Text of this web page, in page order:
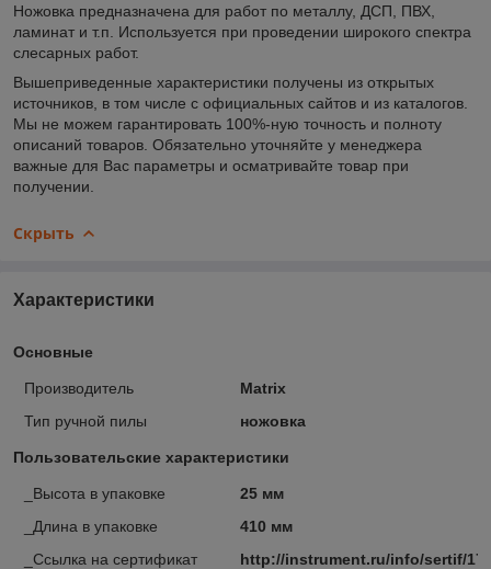
Ножовка предназначена для работ по металлу, ДСП, ПВХ,
ламинат и т.п. Используется при проведении широкого спектра
слесарных работ.
Вышеприведенные характеристики получены из открытых
источников, в том числе с официальных сайтов и из каталогов.
Мы не можем гарантировать 100%-ную точность и полноту
описаний товаров. Обязательно уточняйте у менеджера
важные для Вас параметры и осматривайте товар при
получении.
Скрыть
Характеристики
Основные
Производитель
Matrix
Тип ручной пилы
ножовка
Пользовательские характеристики
_Высота в упаковке
25 мм
_Длина в упаковке
410 мм
_Ссылка на сертификат
http://instrument.ru/info/sertif/